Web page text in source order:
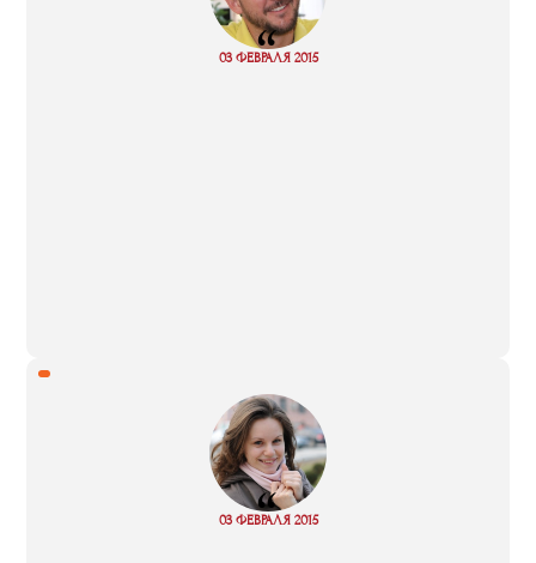
“
03 ФЕВРАЛЯ 2015
Read
“
03 ФЕВРАЛЯ 2015
Read